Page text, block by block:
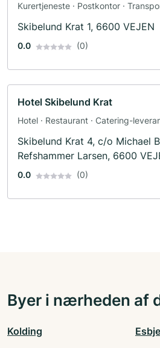
Kurertjeneste · Postkontor ·
Skibelund Krat 1, 6600 VEJEN
0.0 (0)
Hotel Skibelund Krat
Hotel · Restaurant · Catering-
Skibelund Krat 4, c/o Michael
Refshammer Larsen, 6600
0.0 (0)
Byer i nærheden af
Kolding